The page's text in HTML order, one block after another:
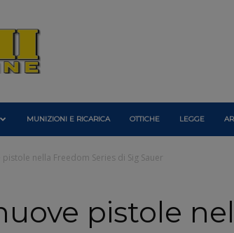
MUNIZIONI E RICARICA OTTICHE LEGGE
nella Freedom Series di Sig Sauer
pistole